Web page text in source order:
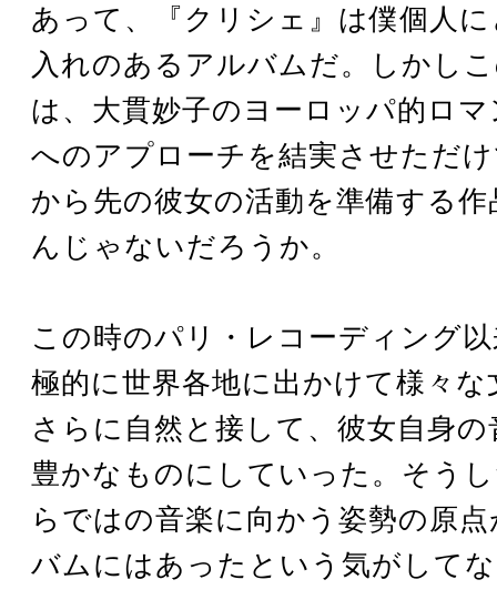
あって、『クリシェ』は僕個人
入れのあるアルバムだ。しかし
は、大貫妙子のヨーロッパ的ロ
へのアプローチを結実させただ
から先の彼女の活動を準備する
んじゃないだろうか。
この時のパリ・レコーディング
極的に世界各地に出かけて様々な
さらに自然と接して、彼女自身
豊かなものにしていった。そう
らではの音楽に向かう姿勢の原
バムにはあったという気がして